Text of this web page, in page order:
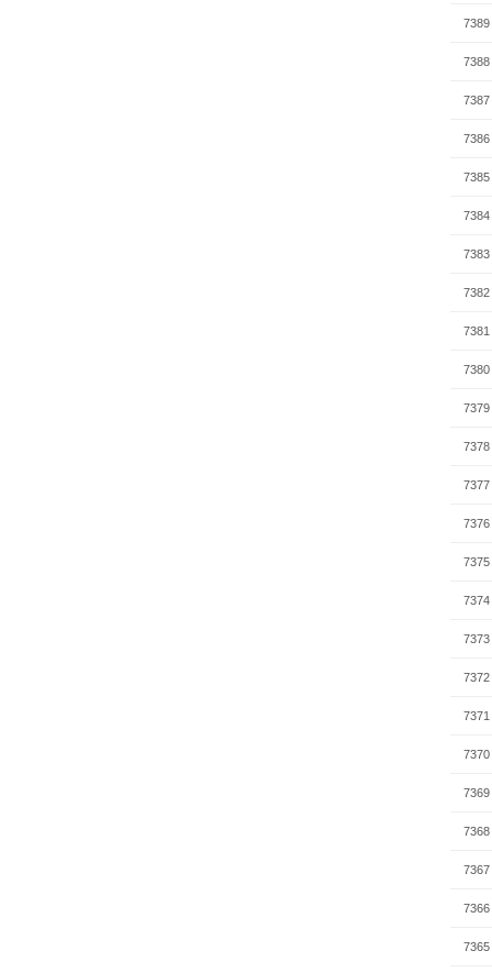
7389
7388
7387
7386
7385
7384
7383
7382
7381
7380
7379
7378
7377
7376
7375
7374
7373
7372
7371
7370
7369
7368
7367
7366
7365